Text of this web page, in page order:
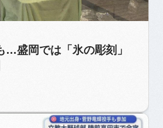
…盛岡では「氷の彫刻」